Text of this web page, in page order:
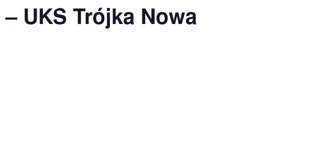
UKS Trójka Nowa